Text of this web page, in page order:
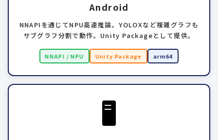
Android
NNAPIを通じてNPU高速推論。YOLOXなど複雑グラフも
サブグラフ分割で動作。Unity Packageとして提供。
NNAPI / NPU Unity Package arm64
🖥